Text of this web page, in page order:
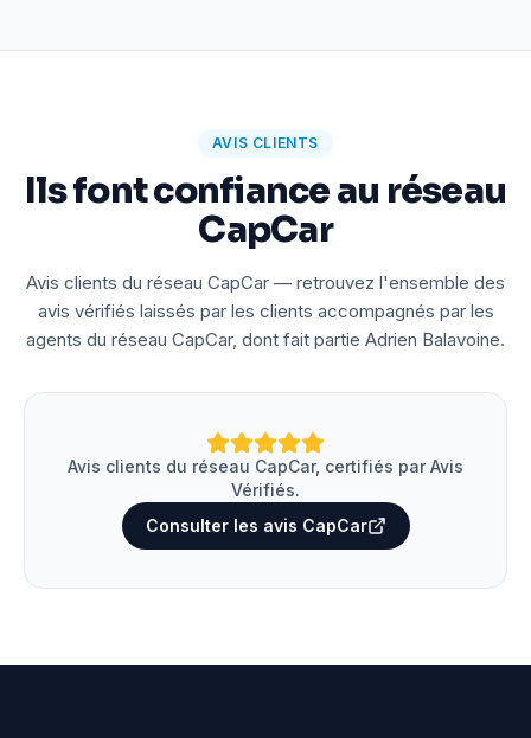
AVIS CLIENTS
Ils font confiance au réseau
CapCar
Avis clients du réseau CapCar — retrouvez l'ensemble des
avis vérifiés laissés par les clients accompagnés par les
agents du réseau CapCar, dont fait partie Adrien Balavoine.
Avis clients du réseau CapCar, certifiés par Avis
Vérifiés.
Consulter les avis CapCar